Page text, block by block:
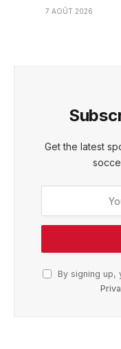
7 AOÛT 2026
Get the latest
By signing up,